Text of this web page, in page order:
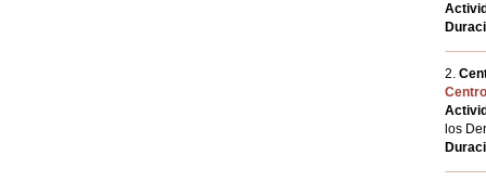
2.
los